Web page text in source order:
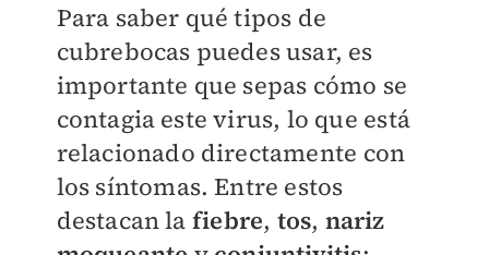
Para saber qué tipos de
cubrebocas puedes usar, es
importante que sepas cómo se
contagia este virus, lo que está
relacionado directamente con
los síntomas. Entre estos
destacan la fiebre, tos, nariz